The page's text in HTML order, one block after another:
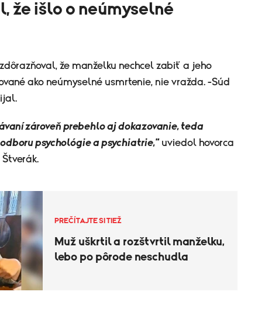
že išlo o neúmyselné
že manželku nechcel zabiť a jeho
ako neúmyselné usmrtenie, nie vražda. -Súd
zároveň prebehlo aj dokazovanie, teda
psychológie a psychiatrie,"uviedol hovorca
PREČÍTAJTE SI TIEŽ
Muž uškrtil a rozštvrtil manželku,
lebo po pôrode neschudla